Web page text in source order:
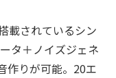
載されているシン
タ＋ノイズジェネ
作りが可能。20エ